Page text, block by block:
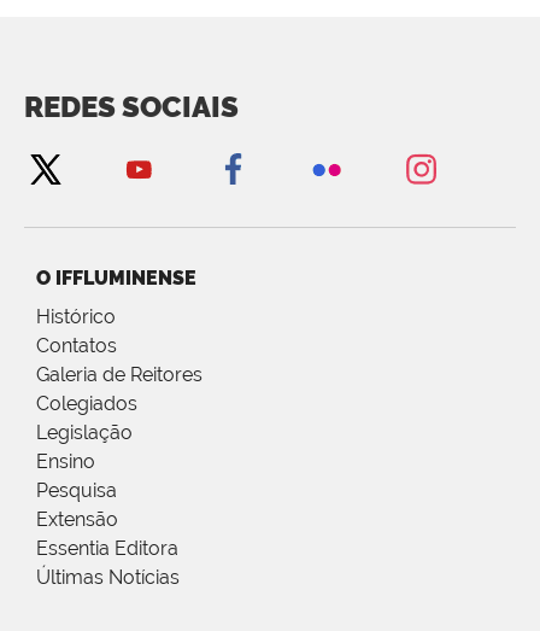
REDES SOCIAIS
O IFFLUMINENSE
Histórico
Contatos
Galeria de Reitores
Colegiados
Legislação
Ensino
Pesquisa
Extensão
Essentia Editora
Últimas Notícias